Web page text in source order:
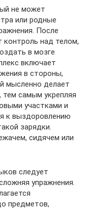
не может
или родные
После
контроль над телом,
в мозге
включает
в стороны,
мысленно делает
тем самым укрепляя
участками и
к выздоровлению
зарядки.
сидячем или
следует
упражнения.
предметов,